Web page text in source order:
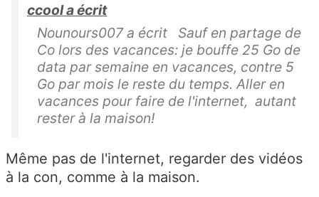
ccool a écrit
Nounours007 a écrit Sauf en partage de
Co lors des vacances: je bouffe 25 Go de
data par semaine en vacances, contre 5
Go par mois le reste du temps. Aller en
vacances pour faire de l'internet, autant
rester à la maison!
Même pas de l'internet, regarder des vidéos
à la con, comme à la maison.